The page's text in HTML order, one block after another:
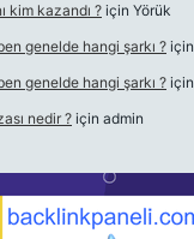
kim kazandı ? için Yörük
genelde hangi şarkı ? için
genelde hangi şarkı ? için
nedir ? için admin